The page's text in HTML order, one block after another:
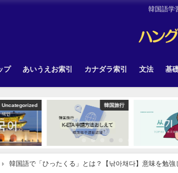
韓国語学
プ あいうえお索引 カナダラ索引 文法 基
韓国旅行
韓国語で「ひったくる」とは？【낚아채다】意味を勉強